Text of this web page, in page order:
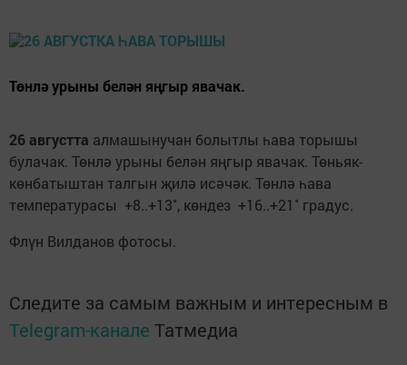
Төнлә урыны белән яңгыр явачак.
26 августта алмашынучан болытлы һава торышы
булачак. Төнлә урыны белән яңгыр явачак. Төньяк-
көнбатыштан талгын җилә исәчәк. Төнлә һава
температурасы +8..+13˚, көндез +16..+21˚ градус.
Флүн Вилданов фотосы.
Следите за самым важным и интересным в
Telegram-канале Татмедиа